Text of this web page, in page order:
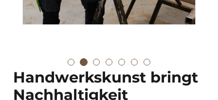
Handwerkskunst bringt
Nachhaltigkeit